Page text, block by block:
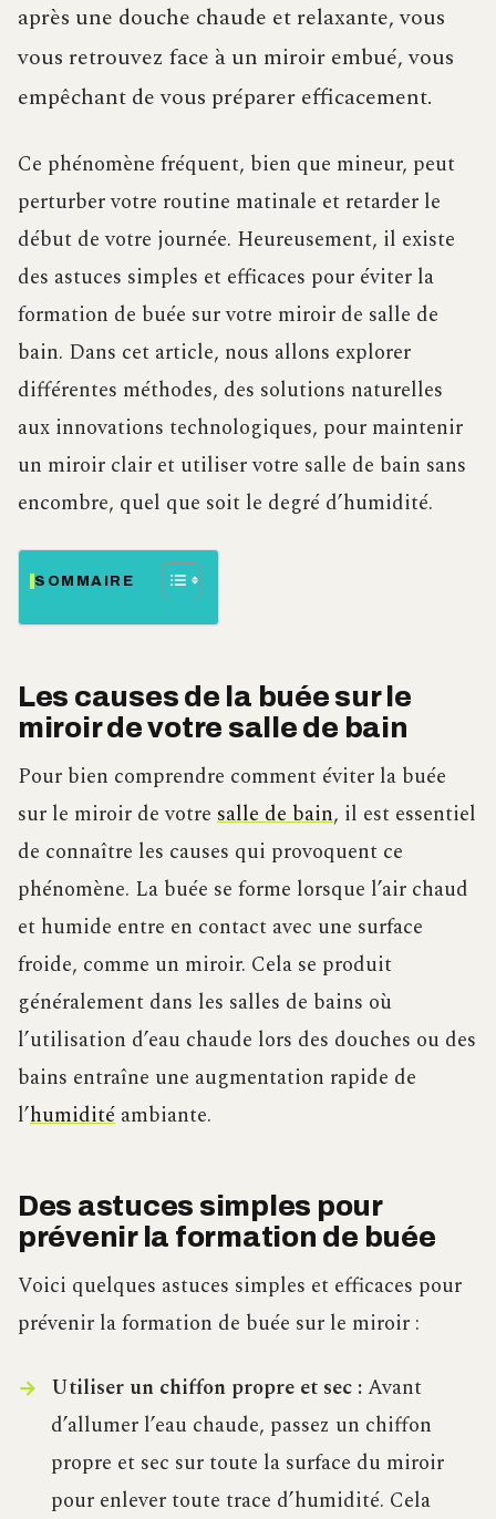
après une douche chaude et relaxante, vous
vous retrouvez face à un miroir embué, vous
empêchant de vous préparer efficacement.
Ce phénomène fréquent, bien que mineur, peut
perturber votre routine matinale et retarder le
début de votre journée. Heureusement, il existe
des astuces simples et efficaces pour éviter la
formation de buée sur votre miroir de salle de
bain. Dans cet article, nous allons explorer
différentes méthodes, des solutions naturelles
aux innovations technologiques, pour maintenir
un miroir clair et utiliser votre salle de bain sans
encombre, quel que soit le degré d’humidité.
SOMMAIRE
Les causes de la buée sur le
miroir de votre salle de bain
Pour bien comprendre comment éviter la buée
sur le miroir de votre salle de bain, il est essentiel
de connaître les causes qui provoquent ce
phénomène. La buée se forme lorsque l’air chaud
et humide entre en contact avec une surface
froide, comme un miroir. Cela se produit
généralement dans les salles de bains où
l’utilisation d’eau chaude lors des douches ou des
bains entraîne une augmentation rapide de
l’humidité ambiante.
Des astuces simples pour
prévenir la formation de buée
Voici quelques astuces simples et efficaces pour
prévenir la formation de buée sur le miroir :
Utiliser un chiffon propre et sec :Avant
d’allumer l’eau chaude, passez un chiffon
propre et sec sur toute la surface du miroir
pour enlever toute trace d’humidité. Cela